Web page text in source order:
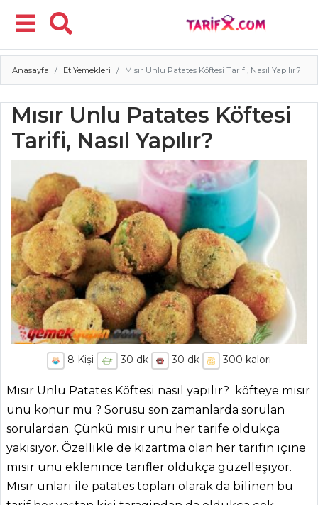
Menü
Anasayfa Et Yemekleri Mısır Unlu Patates Köftesi Tarifi, Nasıl Yapılır?
Mısır Unlu Patates Köftesi
Tarifi, Nasıl Yapılır?
8 Kişi 30 dk 30 dk 300 kalori
Mısır Unlu Patates Köftesi nasıl yapılır? köfteye mısır
unu konur mu ? Sorusu son zamanlarda sorulan
sorulardan. Çünkü mısır unu her tarife oldukça
yakisiyor. Özellikle de kızartma olan her tarifin içine
mısır unu eklenince tarifler oldukça güzelleşiyor.
Mısır unları ile patates topları olarak da bilinen bu